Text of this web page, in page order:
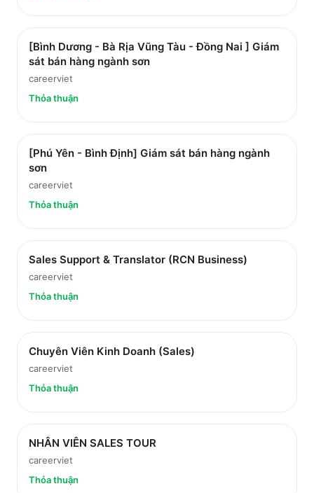
[Bình Dương - Bà Rịa Vũng Tàu - Đồng Nai ] Giám
sát bán hàng ngành sơn
careerviet
Thỏa thuận
[Phú Yên - Bình Định] Giám sát bán hàng ngành
sơn
careerviet
Thỏa thuận
Sales Support & Translator (RCN Business)
careerviet
Thỏa thuận
Chuyên Viên Kinh Doanh (Sales)
careerviet
Thỏa thuận
NHÂN VIÊN SALES TOUR
careerviet
Thỏa thuận